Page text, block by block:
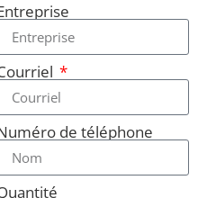
de téléphone